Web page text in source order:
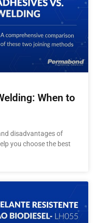
When to
disadvantages of
you choose the best